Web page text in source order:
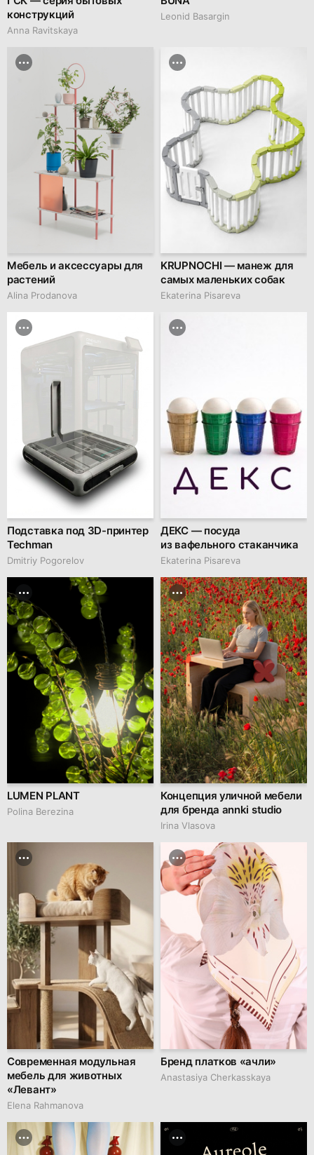
конструкций
Anna Ravitskaya
Leonid Basargin
Мебель и аксессуары для
растений
Alina Prodanova
KRUPNOCHI — манеж для
самых маленьких собак
Ekaterina Pisareva
Подставка под 3D-принтер
Techman
Dmitriy Pogorelov
ДЕКС — посуда
из вафельного стаканчика
Ekaterina Pisareva
LUMEN PLANT
Polina Berezina
Концепция уличной мебели
для бренда annki studio
Irina Vlasova
Современная модульная
мебель для животных
«Левант»
Elena Rahmanova
Бренд платков «ачли»
Anastasiya Cherkasskaya